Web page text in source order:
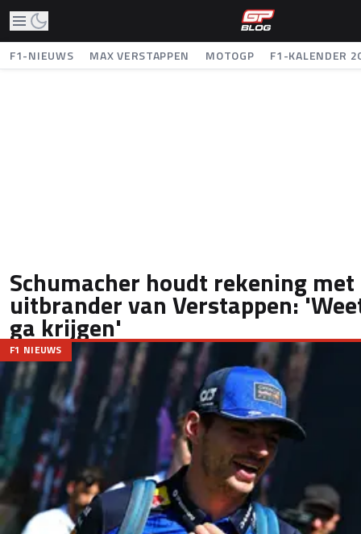
F1-NIEUWS MAX VERSTAPPEN MOTOGP F1-KALENDER
Schumacher houdt rekening
uitbrander van Verstappen:
ga krijgen'
F1 NIEUWS